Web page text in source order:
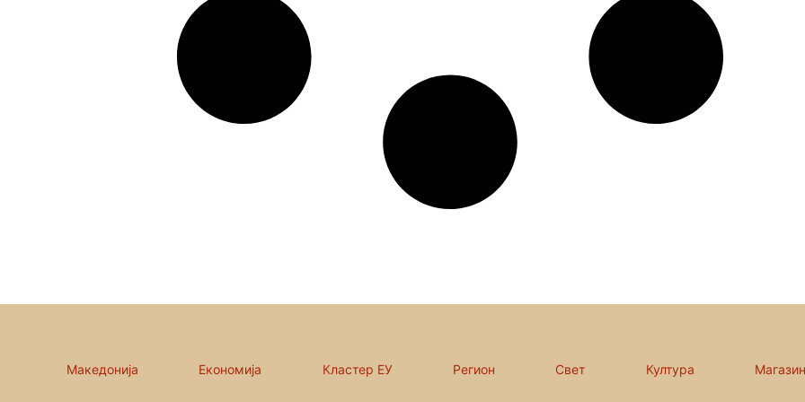
Македонија Економија Кластер ЕУ Регион Свет Култура Магазин